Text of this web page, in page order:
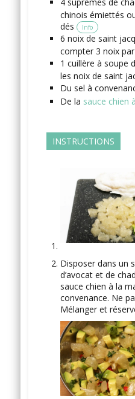
chinois émiettés
dés
Info
6 noix de saint
compter 3 noix
1 cuillère à soupe
les noix de saint
Du sel à
De la sauce chien
INSTRUCTIONS
Disposer dans un
d’avocat et de
sauce chien à la
convenance. Ne
Mélanger et